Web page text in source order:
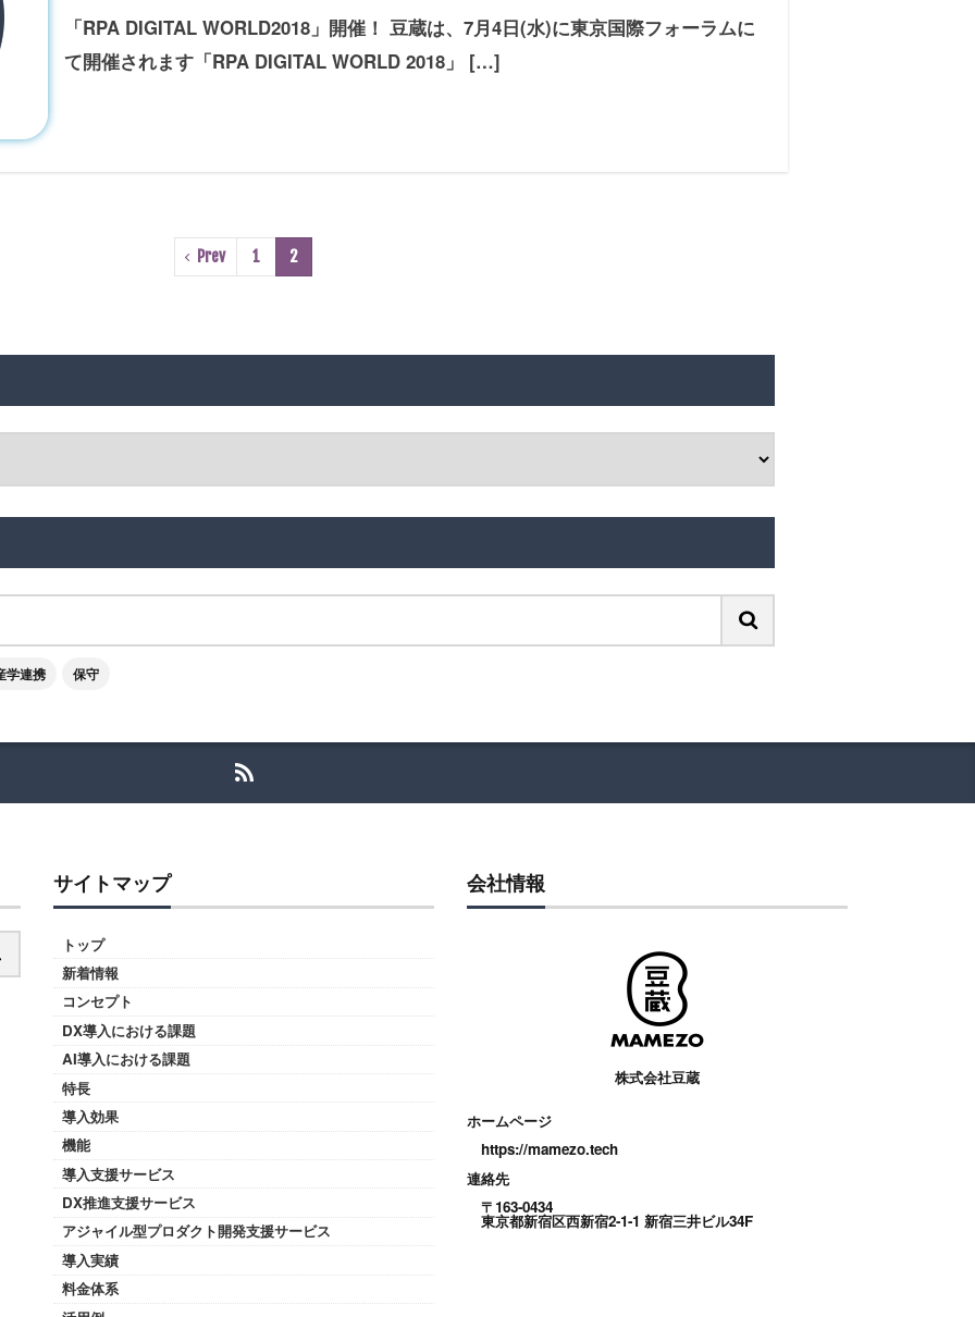
「RPA DIGITAL WORLD2018」開催！ 豆蔵は、7月4日(水)に東京国際フォーラムに
て開催されます「RPA DIGITAL WORLD 2018」 […]
Prev 1 2
学連携 保守
サイトマップ
トップ
新着情報
コンセプト
DX導入における課題
AI導入における課題
特長
導入効果
機能
導入支援サービス
DX推進支援サービス
アジャイル型プロダクト開発支援サービス
導入実績
料金体系
会社情報
株式会社豆蔵
ホームページ
https://mamezo.tech
連絡先
〒163-0434
東京都新宿区西新宿2-1-1 新宿三井ビル34F